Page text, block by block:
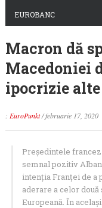
EUROBANC
Macron dă
Macedoniei
ipocrizie alte
: EuroPunkt/februarie 17, 2020
Președintele
semnal pozitiv
intenția Franței de a
aderare a celor
Europeană. În